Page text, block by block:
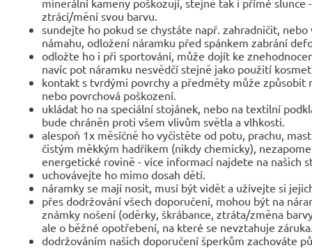
ztrácí/mění svou barvu.
sundejte ho pokud se chystáte např. zahradničit,
námahu, odložení náramku před spánkem zabrání
odložte ho i při sportování, může dojít ke
navíc pot náramku nesvědčí stejně jako použití
kontakt s tvrdými povrchy a předměty může způsobit
nebo povrchová poškození.
ukládat ho na speciální stojánek, nebo na textilní
bude chráněn proti všem vlivům světla a vlhkosti.
alespoň 1x měsíčně ho vyčistěte od potu, prachu,
čistým měkkým hadříkem (nikdy chemicky),
energetické rovině - více informací najdete na našich
uchovávejte ho mimo dosah dětí.
náramky se mají nosit, musí být vidět a užívejte si
přes dodržování všech doporučení, mohou být na
známky nošení (oděrky, škrábance, ztráta/změna
ale o běžné opotřebení, na které se nevztahuje
dodržováním našich doporučení šperkům zachováte